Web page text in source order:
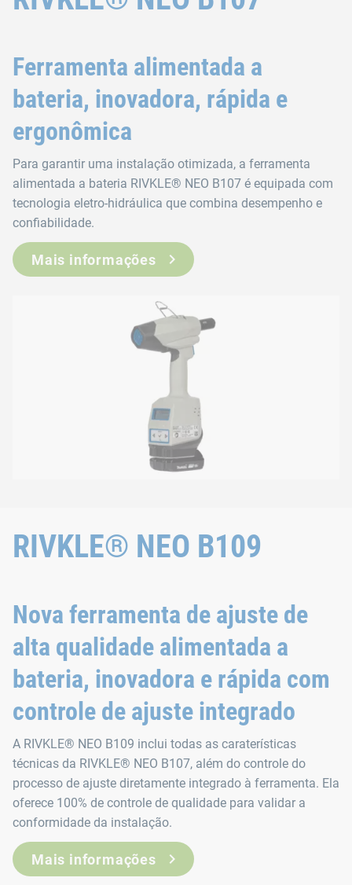
Ferramenta alimentada a
bateria, inovadora, rápida e
ergonômica
Para garantir uma instalação otimizada, a ferramenta
alimentada a bateria RIVKLE® NEO B107 é equipada com
tecnologia eletro-hidráulica que combina desempenho e
confiabilidade.
Mais informações
RIVKLE® NEO B109
Nova ferramenta de ajuste de
alta qualidade alimentada a
bateria, inovadora e rápida com
controle de ajuste integrado
A RIVKLE® NEO B109 inclui todas as caraterísticas
técnicas da RIVKLE® NEO B107, além do controle do
processo de ajuste diretamente integrado à ferramenta. Ela
oferece 100% de controle de qualidade para validar a
conformidade da instalação.
Mais informações